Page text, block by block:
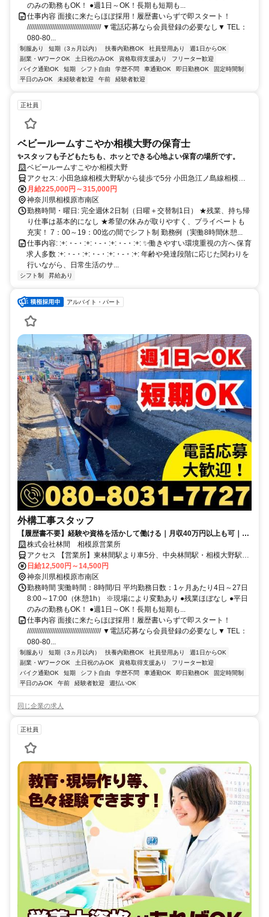
のみの勤務もOK！ ●週1日～OK！長期も短期も...
仕事内容 面接に来たらほぼ採用！履歴書いらずで即スタート！
///////////////////////////////////////// ▼電話応募なら会員登録の必要なし▼ TEL：
080-80...
制服あり 短期（3ヵ月以内） 扶養内勤務OK 社員登用あり
週1日からOK
副業・WワークOK
土日祝のみOK 資格取得支援あり
フリーター歓迎
バイク通勤OK
短期 シフト自由 学歴不問 車通勤OK 即日勤務OK
固定時間制
平日のみOK
未経験者歓迎 午前 経験者歓迎
正社員
ベビールームすこやか相模大野の保育士
✨スタッフも子どもたちも、ホッとできる心地よい保育の場所です。
ベビールームすこやか相模大野
アクセス: 小田急線相模大野駅から徒歩で5分 小田急江ノ島線相模大
野駅から徒歩で3分 小田急江ノ島線東林間駅から徒歩で15分
月給225,000円～315,000円
神奈川県相模原市南区
勤務時間・曜日: 完全週休2日制（日曜＋交替制1日） ★残業、持ち帰
り仕事は基本的になし ★希望の休みが取りやすく、プライベートも
充実！ 7：00～19：00迄の間でシフト制 勤務例（実働8時間休憩...
仕事内容: :+:・-・:+:・-・:+:・-・:+: ✨働きやすい環境重視の方へ 保育
求人多数 :+:・-・:+:・-・:+:・-・:+: 年齢や発達段階に応じた関わりを
行いながら、日常生活のサ...
シフト制 昇給あり
アルバイト・パート
外構工事スタッフ
【履歴書不要】経験や資格を活かして働ける｜月収40万円以上も可｜
TEL：080-8031-7727
株式会社林間 相模原営業所
アクセス 【営業所】東林間駅より車5分、中央林間駅・相模大野駅よ
り車10分
日給12,500円～14,500円
神奈川県相模原市南区
勤務時間 実働時間：8時間/日 平均勤務日数：1ヶ月あたり4日～27日
8:00～17:00（休憩1h） ※現場により変動あり ●残業ほぼなし ●平日
のみの勤務もOK！ ●週1日～OK！長期も短期も...
仕事内容 面接に来たらほぼ採用！履歴書いらずで即スタート！
///////////////////////////////////////// ▼電話応募なら会員登録の必要なし▼ TEL：
080-80...
制服あり 短期（3ヵ月以内） 扶養内勤務OK 社員登用あり
週1日からOK
副業・WワークOK
土日祝のみOK 資格取得支援あり
フリーター歓迎
バイク通勤OK
短期 シフト自由 学歴不問 車通勤OK 即日勤務OK
固定時間制
平日のみOK
午前 経験者歓迎 週払いOK
同じ企業の求人
正社員